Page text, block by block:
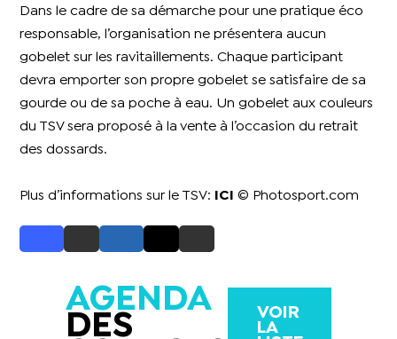
Dans le cadre de sa démarche pour une pratique éco
responsable, l’organisation ne présentera aucun
gobelet sur les ravitaillements. Chaque participant
devra emporter son propre gobelet se satisfaire de sa
gourde ou de sa poche à eau. Un gobelet aux couleurs
du TSV sera proposé à la vente à l’occasion du retrait
des dossards.
Plus d’informations sur le TSV: ICI © Photosport.com
AGENDA
DES
VOIR
LA